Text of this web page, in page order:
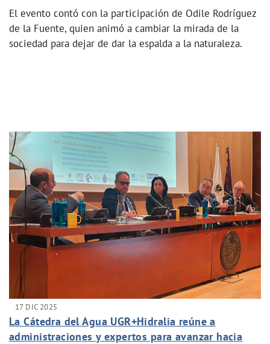
El evento contó con la participación de Odile Rodríguez
de la Fuente, quien animó a cambiar la mirada de la
sociedad para dejar de dar la espalda a la naturaleza.
17 DIC 2025
La Cátedra del Agua UGR+Hidralia reúne a
administraciones y expertos para avanzar hacia